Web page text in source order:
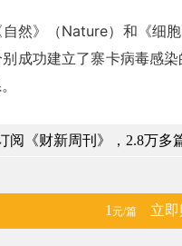
》（Nature）和《细胞
成功建立了寨卡病毒感
阅《财新周刊》，2.8万多
1 元/篇 立